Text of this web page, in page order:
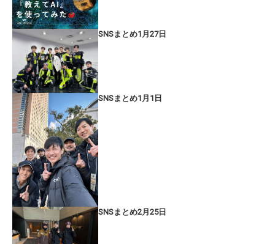
SNSまとめ1月27日
SNSまとめ1月1日
SNSまとめ2月25日